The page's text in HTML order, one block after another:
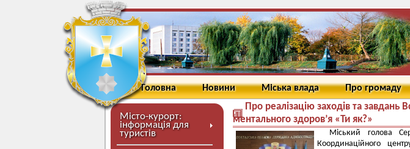
Головна Новини Міська влада Про громаду
Місто-курорт:
інформація для
туристів
Про реалізацію заходів та завдань
ментального здоров’я «Ти як?»
Міський голова
Координаційного